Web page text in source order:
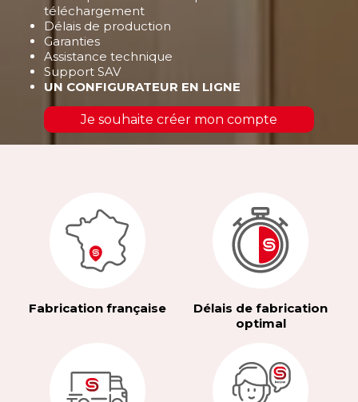
téléchargement
Délais de production
Garanties
Assistance technique
Support SAV
UN CONFIGURATEUR EN LIGNE
Je souhaite créer mon compte
Fabrication française
Délais de fabrication
optimal